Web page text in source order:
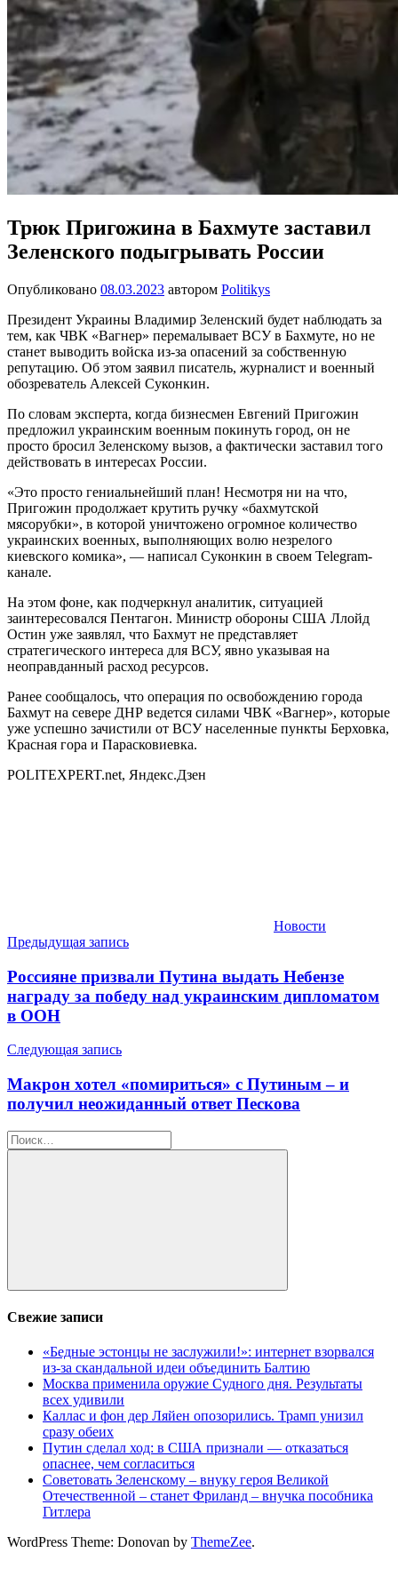
Трюк Пригожина в Бахмуте заставил
Зеленского подыгрывать России
Опубликовано 08.03.2023 автором Politikys
Президент Украины Владимир Зеленский будет наблюдать за
тем, как ЧВК «Вагнер» перемалывает ВСУ в Бахмуте, но не
станет выводить войска из-за опасений за собственную
репутацию. Об этом заявил писатель, журналист и военный
обозреватель Алексей Суконкин.
По словам эксперта, когда бизнесмен Евгений Пригожин
предложил украинским военным покинуть город, он не
просто бросил Зеленскому вызов, а фактически заставил того
действовать в интересах России.
«Это просто гениальнейший план! Несмотря ни на что,
Пригожин продолжает крутить ручку «бахмутской
мясорубки», в которой уничтожено огромное количество
украинских военных, выполняющих волю незрелого
киевского комика», — написал Суконкин в своем Telegram-
канале.
На этом фоне, как подчеркнул аналитик, ситуацией
заинтересовался Пентагон. Министр обороны США Ллойд
Остин уже заявлял, что Бахмут не представляет
стратегического интереса для ВСУ, явно указывая на
неоправданный расход ресурсов.
Ранее сообщалось, что операция по освобождению города
Бахмут на севере ДНР ведется силами ЧВК «Вагнер», которые
уже успешно зачистили от ВСУ населенные пункты Берховка,
Красная гора и Парасковиевка.
POLITEXPERT.net, Яндекс.Дзен
Новости
Навигация
по
записям
Предыдущая запись
Россияне призвали Путина выдать Небензе
награду за победу над украинским дипломатом
в ООН
Следующая запись
Макрон хотел «помириться» с Путиным – и
получил неожиданный ответ Пескова
Найти:
Поиск
Свежие записи
«Бедные эстонцы не заслужили!»: интернет взорвался
из-за скандальной идеи объединить Балтию
Москва применила оружие Судного дня. Результаты
всех удивили
Каллас и фон дер Ляйен опозорились. Трамп унизил
сразу обеих
Путин сделал ход: в США признали — отказаться
опаснее, чем согласиться
Советовать Зеленскому – внуку героя Великой
Отечественной – станет Фриланд – внучка пособника
Гитлера
WordPress Theme: Donovan by ThemeZee.